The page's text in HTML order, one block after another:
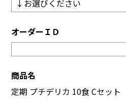
オーダーＩＤ
商品名
定期 プチデリカ 10食 Cセット